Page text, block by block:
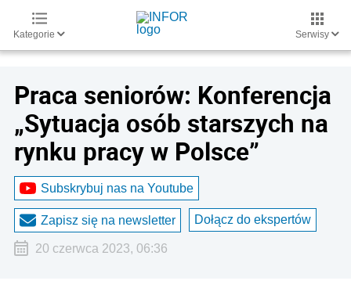
Kategorie Serwisy
Praca seniorów: Konferencja
„Sytuacja osób starszych na
rynku pracy w Polsce”
Subskrybuj nas na Youtube
Zapisz się na newsletter Dołącz do ekspertów
20 czerwca 2023, 06:36